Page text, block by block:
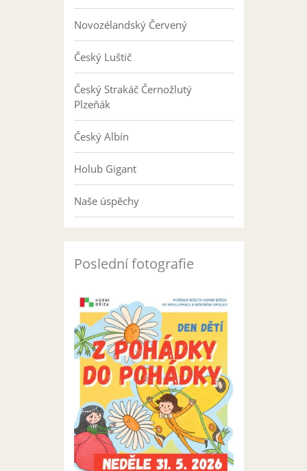
Novozélandský Červený
Český Luštič
Český Strakáč Černožlutý
Plzeňák
Český Albín
Holub Gigant
Naše úspěchy
Poslední fotografie